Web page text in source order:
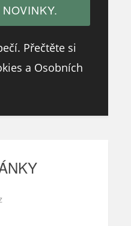
Přečtěte si
a Osobních